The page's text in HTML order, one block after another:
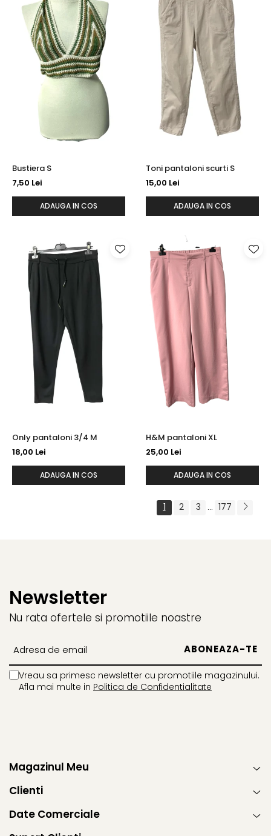
Bustiera S
7,50 Lei
ADAUGA IN COS
Toni pantaloni scurti S
15,00 Lei
ADAUGA IN COS
Only pantaloni 3/4 M
18,00 Lei
ADAUGA IN COS
H&M pantaloni XL
25,00 Lei
ADAUGA IN COS
1 2 3 ... 177
Newsletter
Nu rata ofertele si promotiile noastre
Vreau sa primesc newsletter cu promotiile magazinului.
Afla mai multe in Politica de Confidentialitate
Magazinul Meu
Clienti
Date Comerciale